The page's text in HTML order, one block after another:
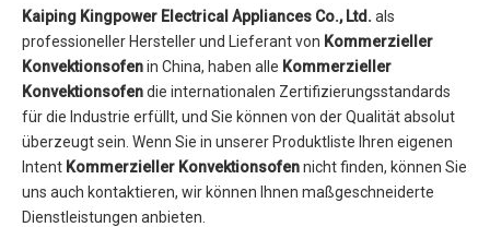
Kaiping Kingpower Electrical Appliances Co., Ltd. als
professioneller Hersteller und Lieferant von Kommerzieller
Konvektionsofenin China, haben alle Kommerzieller
Konvektionsofendie internationalen Zertifizierungsstandards
für die Industrie erfüllt, und Sie können von der Qualität absolut
überzeugt sein. Wenn Sie in unserer Produktliste Ihren eigenen
Intent Kommerzieller Konvektionsofennicht finden, können Sie
uns auch kontaktieren, wir können Ihnen maßgeschneiderte
Dienstleistungen anbieten.